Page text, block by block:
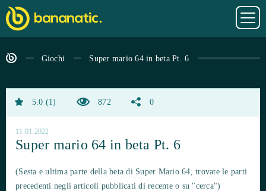
Giochi Super mario 64 in beta Pt. 6
5.0 1 872 0
11.01.2022
Super mario 64 in beta Pt. 6
(Sesta e ultima parte della beta di Super Mario 64, trovate le parti
precedenti negli articoli pubblicati di recente o su "cerca")